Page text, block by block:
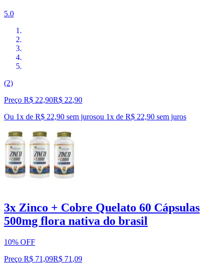
5.0
(2)
Preço R$ 22,90R$ 22,90
Ou 1x de R$ 22,90 sem jurosou 1x de R$ 22,90 sem juros
3x Zinco + Cobre Quelato 60 Cápsulas
500mg flora nativa do brasil
10% OFF
Preço R$ 71,09R$ 71 ,09